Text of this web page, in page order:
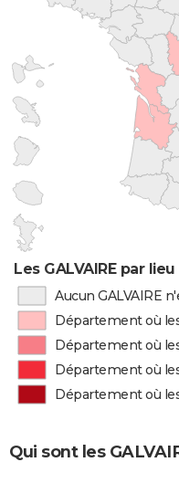
Les GALVAIRE par
Aucun GALVAIRE
Département où
Département où
Département où
Département où
Qui sont les